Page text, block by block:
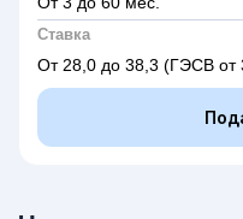
Ставка
От 28,0 до 38,3 (ГЭСВ от